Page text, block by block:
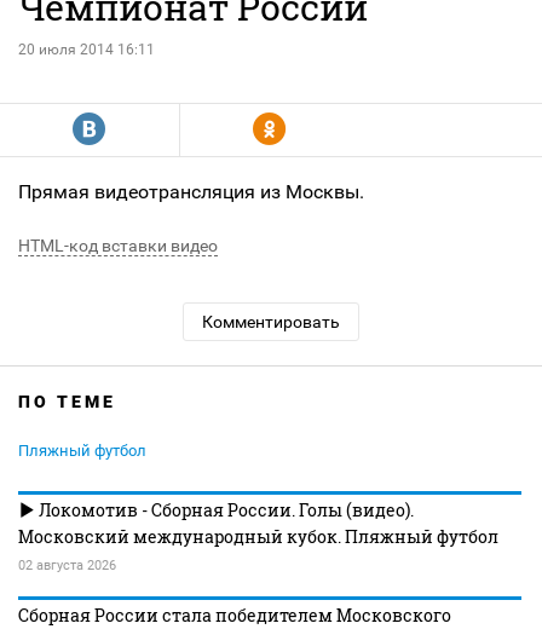
20 июля 2014 16:11
R Y
Прямая видеотрансляция из Москвы.
HTML-код вставки видео
Комментировать
ПО ТЕМЕ
Пляжный футбол
Локомотив - Сборная России. Голы (видео).
Московский международный кубок. Пляжный футбол
02 августа 2026
Сборная России стала победителем Московского